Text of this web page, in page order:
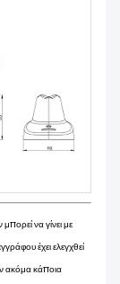
να γίνει με
έχει ελεγχθεί
ακόμα κάποια